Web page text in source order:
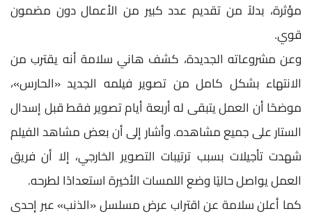
مؤثرة، بدلاً من تقديم عدد كبير من الأعمال دون مضمون
قوي.
وعن مشروعاته الجديدة، كشف هاني سلامة أنه يقترب من
الانتهاء بشكل كامل من تصوير فيلمه الجديد «الحارس»،
موضحًا أن العمل يتبقى له أربعة أيام تصوير فقط قبل إسدال
الستار على جميع مشاهده. وأشار إلى أن بعض مشاهد الفيلم
شهدت تأجيلات بسبب ترتيبات التصوير الخارجي، إلا أن فريق
العمل يواصل حاليًا وضع اللمسات الأخيرة استعدادًا لطرحه.
كما أعلن سلامة عن اقتراب عرض مسلسل «الذنب» عبر إحدى